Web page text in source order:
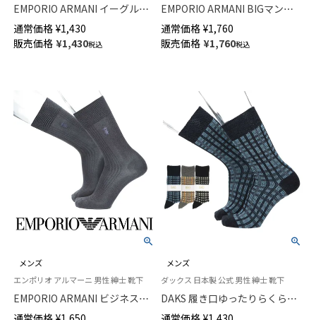
EMPORIO ARMANI イーグル＆
復刻マンガベアシルエット クル
ー丈 ビジネス ソックス メンズ
02312580
通常価格 ¥1,430
販売価格 ¥1,430税込
EMPORIO ARMANI BIGマンガ
ベア スニーカー丈 ソックス メ
ンズ 02322393
通常価格 ¥1,760
販売価格 ¥1,760税込
メンズ
エンポリオ アルマーニ 男性 紳士 靴下
EMPORIO ARMANI ビジネスソ
ックス スモールベアサイドスト
メンズ
ダックス 日本製 公式 男性 紳士 靴下
DAKS 履き口ゆったりらくらく
ガーゼ編み アクリル毛混 かか